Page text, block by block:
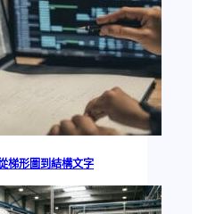
梯形圖到結構文字